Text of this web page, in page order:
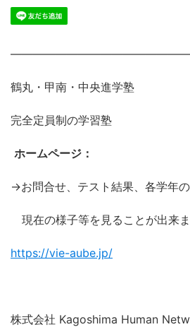
鶴丸・甲南・中央進学塾
完全定員制の学習塾
ホームページ：
→お問合せ、テスト結果、各学年の
現在の様子等を見ることが出来ま
https://vie-aube.jp/
株式会社 Kagoshima Human